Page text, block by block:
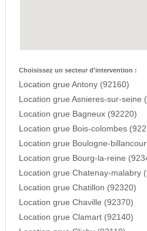
Choisissez un secteur d'intervention :
Location grue Antony (92160)
Location grue Asnieres-sur-seine
Location grue Bagneux (92220)
Location grue Bois-colombes
Location grue Boulogne-
Location grue Bourg-la-reine
Location grue Chatenay-malabry
Location grue Chatillon (92320)
Location grue Chaville (92370)
Location grue Clamart (92140)